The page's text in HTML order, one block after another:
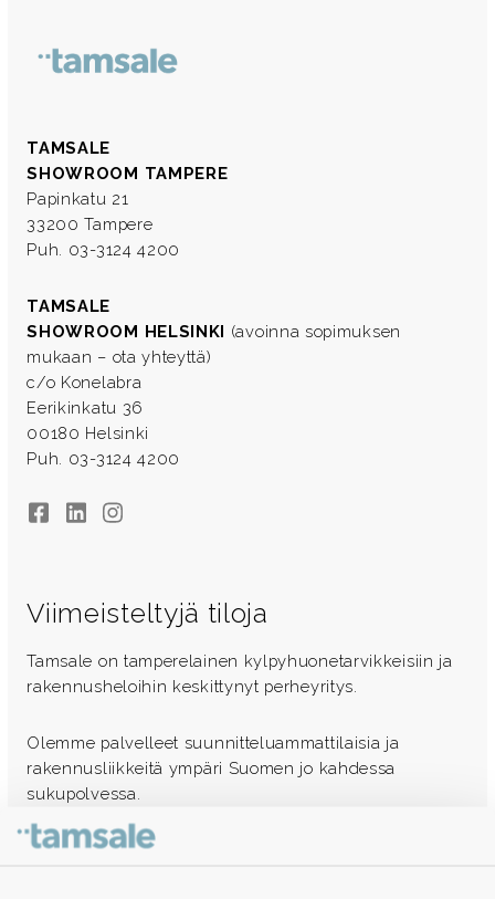
TAMSALE
SHOWROOM TAMPERE
Papinkatu 21
33200 Tampere
Puh. 03-3124 4200
TAMSALE
SHOWROOM HELSINKI (avoinna sopimuksen
mukaan – ota yhteyttä)
c/o Konelabra
Eerikinkatu 36
00180 Helsinki
Puh. 03-3124 4200
FacebookLinkedInInstagram
Viimeisteltyjä tiloja
Tamsale on tamperelainen kylpyhuonetarvikkeisiin ja
rakennusheloihin keskittynyt perheyritys.
Olemme palvelleet suunnitteluammattilaisia ja
rakennusliikkeitä ympäri Suomen jo kahdessa
sukupolvessa.
Ota yhteyttä - autamme mielellämme